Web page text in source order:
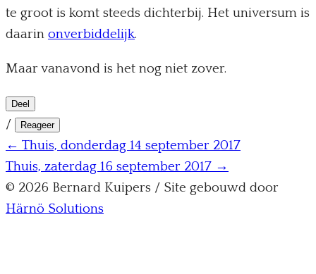
te groot is komt steeds dichterbij. Het universum is
daarin onverbiddelijk.
Maar vanavond is het nog niet zover.
Deel
/ Reageer
← Thuis, donderdag 14 september 2017
Thuis, zaterdag 16 september 2017 →
© 2026 Bernard Kuipers / Site gebouwd door
Härnö Solutions